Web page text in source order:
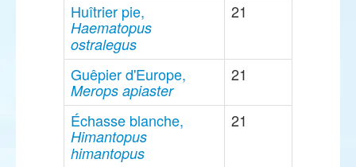
Huîtrier pie,
Haematopus
ostralegus
21
Guêpier d'Europe,
Merops apiaster
21
Échasse blanche,
Himantopus
himantopus
21